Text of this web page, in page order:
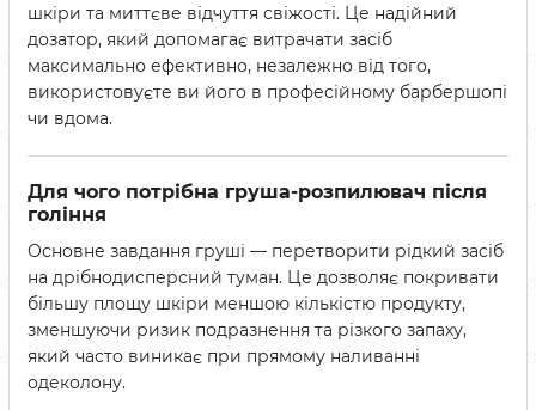
шкіри та миттєве відчуття свіжості. Це надійний
дозатор, який допомагає витрачати засіб
максимально ефективно, незалежно від того,
використовуєте ви його в професійному барбершопі
чи вдома.
Для чого потрібна груша-розпилювач після
гоління
Основне завдання груші — перетворити рідкий засіб
на дрібнодисперсний туман. Це дозволяє покривати
більшу площу шкіри меншою кількістю продукту,
зменшуючи ризик подразнення та різкого запаху,
який часто виникає при прямому наливанні
одеколону.